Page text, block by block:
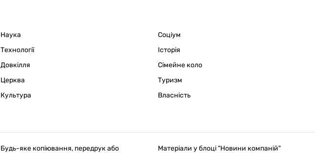
Наука
Технології
Довкілля
Церква
Культура
Соціум
Історія
Сімейне коло
Туризм
Власність
Будь-яке копіювання, передрук або Матеріали у блоці "Новини компаній"